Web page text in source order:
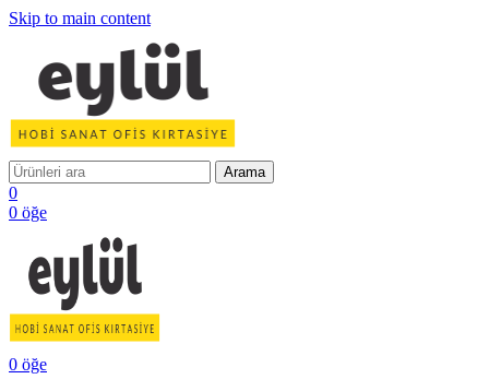
Skip to main content
Arama
0
0 öğe
0 öğe